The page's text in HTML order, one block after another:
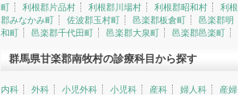
町
利根郡片品村 利根郡川場村 利根郡昭和村
利根
郡みなかみ町
佐波郡玉村町 邑楽郡板倉町
邑楽郡明
和町
邑楽郡千代田町 邑楽郡大泉町 邑楽郡邑楽町
群馬県甘楽郡南牧村の診療科目から探す
内科 外科 小児外科 小児科 産科 婦人科
産婦